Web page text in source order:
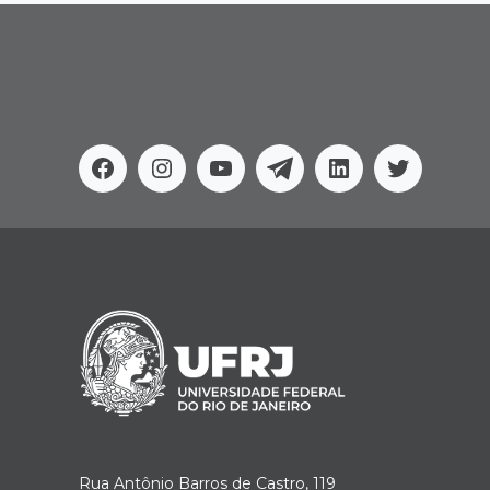
FacebookInstagram
YoutubeTelegramLinkedinTwitter
Rua Antônio Barros de Castro, 119